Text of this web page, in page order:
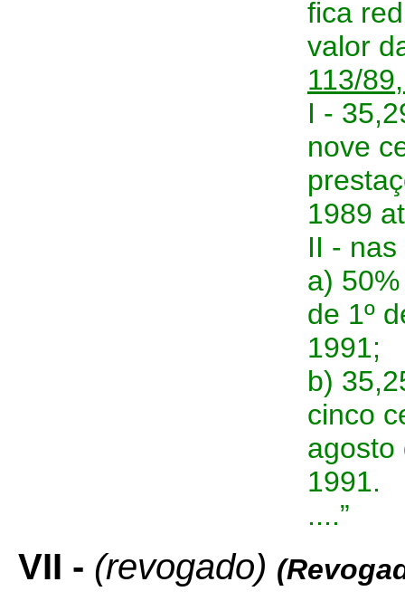
fica
valor
113/89,
I -
nove
1989
II -
a)
de 1º
1991;
b)
cinco
agosto
1991.
....”
VII - (revogado)